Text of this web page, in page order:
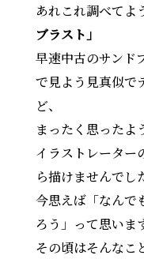
あれこれ調べてよ
ブラスト」
早速中古のサンド
で見よう見真似で
ど、
まったく思ったよ
イラストレーター
ら描けませんでし
今思えば「なんで
ろう」って思い
その頃はそんなこ